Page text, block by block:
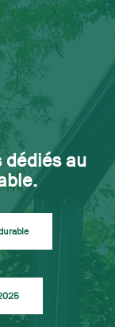
dédiés au